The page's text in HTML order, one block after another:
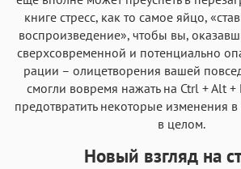
книге стресс, как то самое яйцо,
воспроизведение», чтобы вы,
сверхсовременной и потенциально
рации – олицетворения вашей
смогли вовремя нажать на Ctrl + Alt +
предотвратить некоторые изменения
в целом.
Новый взгляд на